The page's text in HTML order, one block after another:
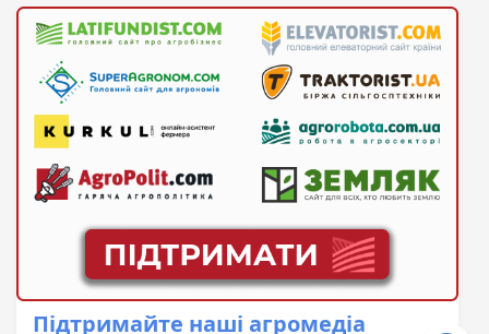
Підтримайте наші агромедіа